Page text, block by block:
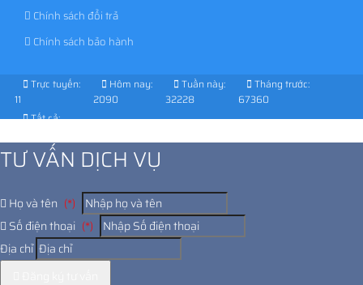
Chính sách đổi trả
Chính sách bảo hành
Trực tuyến:
11
Hôm nay:
2090
Tuần này:
32228
Tháng trước:
67360
Tất cả:
TƯ VẤN DỊCH VỤ
Họ và tên (*)
Số điện thoại (*)
Địa chỉ